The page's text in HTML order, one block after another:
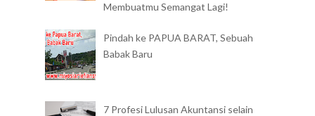
Membuatmu Semangat Lagi!
Pindah ke PAPUA BARAT, Sebuah
Babak Baru
7 Profesi Lulusan Akuntansi selain